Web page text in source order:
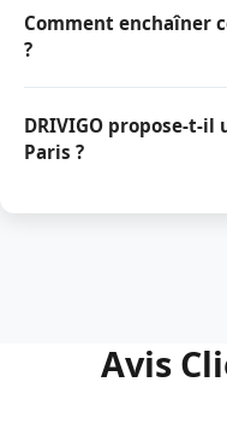
Comment enchaîner
?
DRIVIGO propose-t-
Paris ?
Avis